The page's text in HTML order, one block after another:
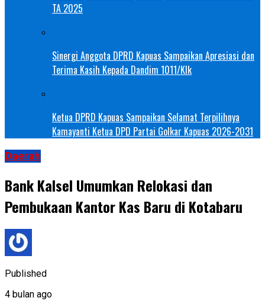
TA 2025
Sinergi Anggota DPRD Kapuas Sampaikan Apresiasi dan
Terima Kasih Kepada Dandim 1011/Klk
Ketua DPRD Kapuas Sampaikan Selamat Terpilihnya
Kamayanti Ketua DPD Partai Golkar Kapuas 2026-2031
Daerah
Bank Kalsel Umumkan Relokasi dan
Pembukaan Kantor Kas Baru di Kotabaru
Published
4 bulan ago